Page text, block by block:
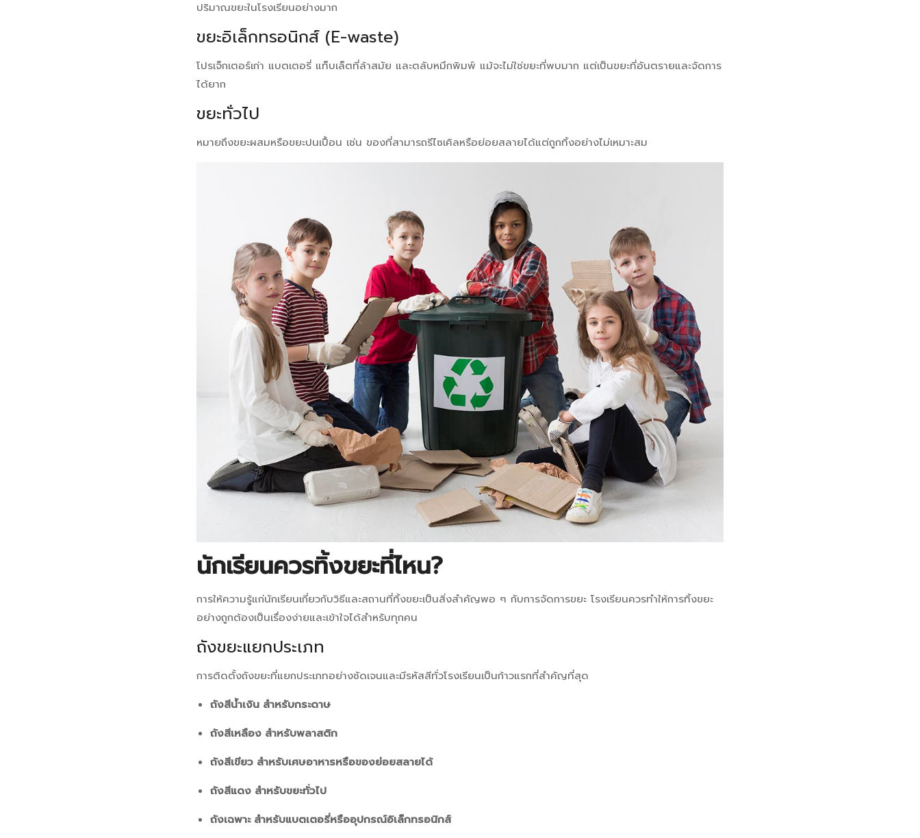
ปริมาณขยะในโรงเรียนอย่างมาก
ขยะอิเล็กทรอนิกส์ (E-waste)
โปรเจ็กเตอร์เก่า แบตเตอรี่ แท็บเล็ตที่ล้าสมัย และตลับหมึกพิมพ์ แม้จะไม่ใช่ขยะที่พบมาก แต่เป็นขยะที่อันตรายและจัดการ
ได้ยาก
ขยะทั่วไป
หมายถึงขยะผสมหรือขยะปนเปื้อน เช่น ของที่สามารถรีไซเคิลหรือย่อยสลายได้แต่ถูกทิ้งอย่างไม่เหมาะสม
นักเรียนควรทิ้งขยะที่ไหน?
การให้ความรู้แก่นักเรียนเกี่ยวกับวิธีและสถานที่ทิ้งขยะเป็นสิ่งสำคัญพอ ๆ กับการจัดการขยะ โรงเรียนควรทำให้การทิ้งขยะ
อย่างถูกต้องเป็นเรื่องง่ายและเข้าใจได้สำหรับทุกคน
ถังขยะแยกประเภท
การติดตั้งถังขยะที่แยกประเภทอย่างชัดเจนและมีรหัสสีทั่วโรงเรียนเป็นก้าวแรกที่สำคัญที่สุด
ถังสีน้ำเงิน สำหรับกระดาษ
ถังสีเหลือง สำหรับพลาสติก
ถังสีเขียว สำหรับเศษอาหารหรือของย่อยสลายได้
ถังสีแดง สำหรับขยะทั่วไป
ถังเฉพาะ สำหรับแบตเตอรี่หรืออุปกรณ์อิเล็กทรอนิกส์